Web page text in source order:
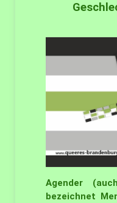
Agender
bezeichnet